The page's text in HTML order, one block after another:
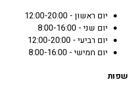
יום ראשון - 12:00-20:00
יום שני - 8:00-16:00
יום רביעי - 12:00-20:00
יום חמישי - 8:00-16:00
שפות